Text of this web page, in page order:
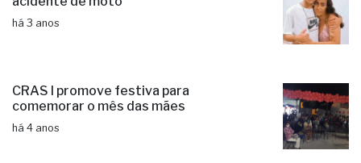
há 3 anos
CRAS I promove festiva para
comemorar o mês das mães
há 4 anos